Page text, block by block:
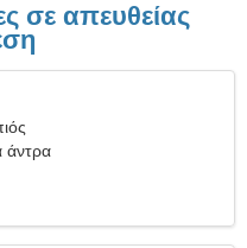
σε απευθείας
άντρα